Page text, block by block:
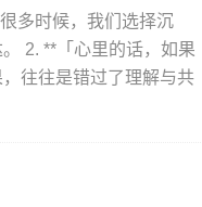
多时候，我们选择沉
2. **「心里的话，如果
往往是错过了理解与共